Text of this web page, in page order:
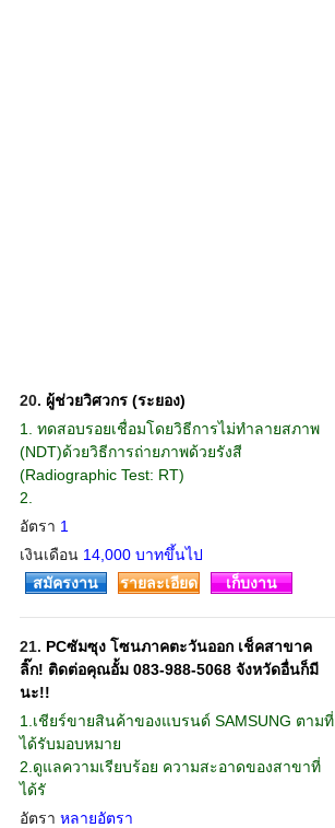
20. ผู้ช่วยวิศวกร (ระยอง)
1. ทดสอบรอยเชื่อมโดยวิธีการไม่ทำลายสภาพ
(NDT)ด้วยวิธีการถ่ายภาพด้วยรังสี
(Radiographic Test: RT)
2.
อัตรา 1
เงินเดือน 14,000 บาทขึ้นไป
สมัครงาน รายละเอียด เก็บงาน
21. PCซัมซุง โซนภาคตะวันออก เช็คสาขาค
ลิ๊ก! ติดต่อคุณอั้ม 083-988-5068 จังหวัดอื่นก็มี
นะ!!
1.เชียร์ขายสินค้าของแบรนด์ SAMSUNG ตามที่
ได้รับมอบหมาย
2.ดูแลความเรียบร้อย ความสะอาดของสาขาที่
ได้รั
อัตรา หลายอัตรา